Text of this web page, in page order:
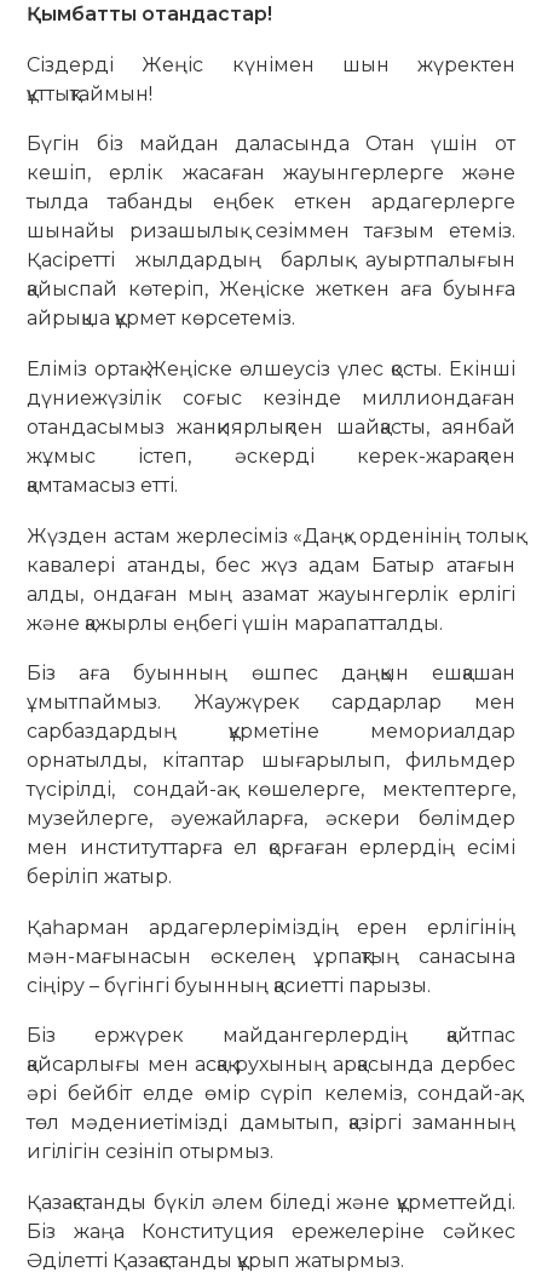
Қымбатты отандастар!
Сіздерді Жеңіс күнімен шын жүректен
құттықтаймын!
Бүгін біз майдан даласында Отан үшін от
кешіп, ерлік жасаған жауынгерлерге және
тылда табанды еңбек еткен ардагерлерге
шынайы ризашылық сезіммен тағзым етеміз.
Қасіретті жылдардың барлық ауыртпалығын
қайыспай көтеріп, Жеңіске жеткен аға буынға
айрықша құрмет көрсетеміз.
Еліміз ортақ Жеңіске өлшеусіз үлес қосты. Екінші
дүниежүзілік соғыс кезінде миллиондаған
отандасымыз жанқиярлықпен шайқасты, аянбай
жұмыс істеп, әскерді керек-жарақпен
қамтамасыз етті.
Жүзден астам жерлесіміз «Даңқ» орденінің толық
кавалері атанды, бес жүз адам Батыр атағын
алды, ондаған мың азамат жауынгерлік ерлігі
және қажырлы еңбегі үшін марапатталды.
Біз аға буынның өшпес даңқын ешқашан
ұмытпаймыз. Жаужүрек сардарлар мен
сарбаздардың құрметіне мемориалдар
орнатылды, кітаптар шығарылып, фильмдер
түсірілді, сондай-ақ көшелерге, мектептерге,
музейлерге, әуежайларға, әскери бөлімдер
мен институттарға ел қорғаған ерлердің есімі
беріліп жатыр.
Қаһарман ардагерлеріміздің ерен ерлігінің
мән-мағынасын өскелең ұрпақтың санасына
сіңіру – бүгінгі буынның қасиетті парызы.
Біз ержүрек майдангерлердің қайтпас
қайсарлығы мен асқақ рухының арқасында дербес
әрі бейбіт елде өмір сүріп келеміз, сондай-ақ,
төл мәдениетімізді дамытып, қазіргі заманның
игілігін сезініп отырмыз.
Қазақстанды бүкіл әлем біледі және құрметтейді.
Біз жаңа Конституция ережелеріне сәйкес
Әділетті Қазақстанды құрып жатырмыз.